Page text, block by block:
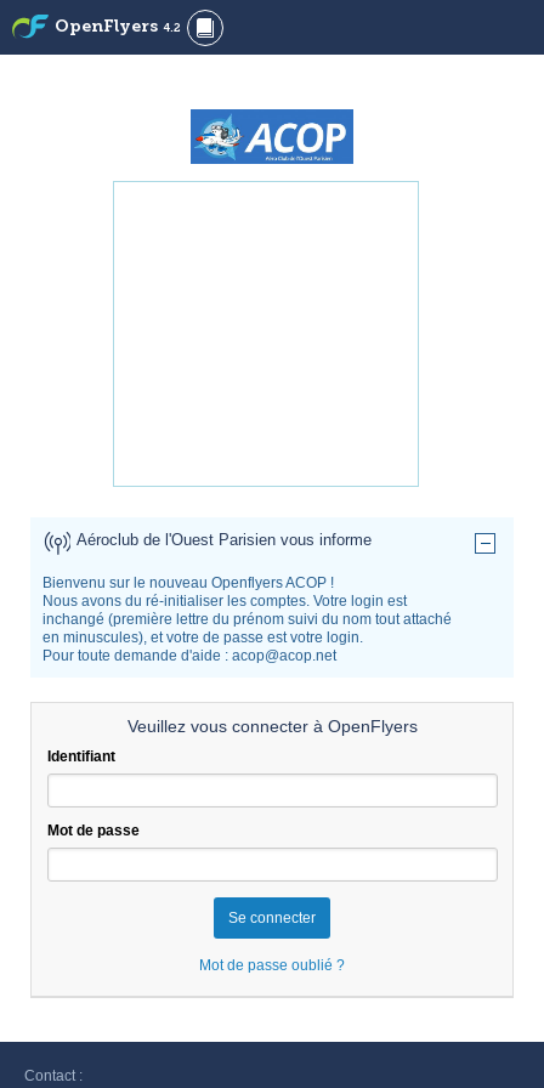
OpenFlyers 4.2
Aéroclub de l'Ouest Parisien vous informe
Bienvenu sur le nouveau Openflyers ACOP !
Nous avons du ré-initialiser les comptes. Votre login est
inchangé (première lettre du prénom suivi du nom tout attaché
en minuscules), et votre de passe est votre login.
Pour toute demande d'aide : acop@acop.net
Veuillez vous connecter à OpenFlyers
Identifiant
Mot de passe
Mot de passe oublié ?
Contact :